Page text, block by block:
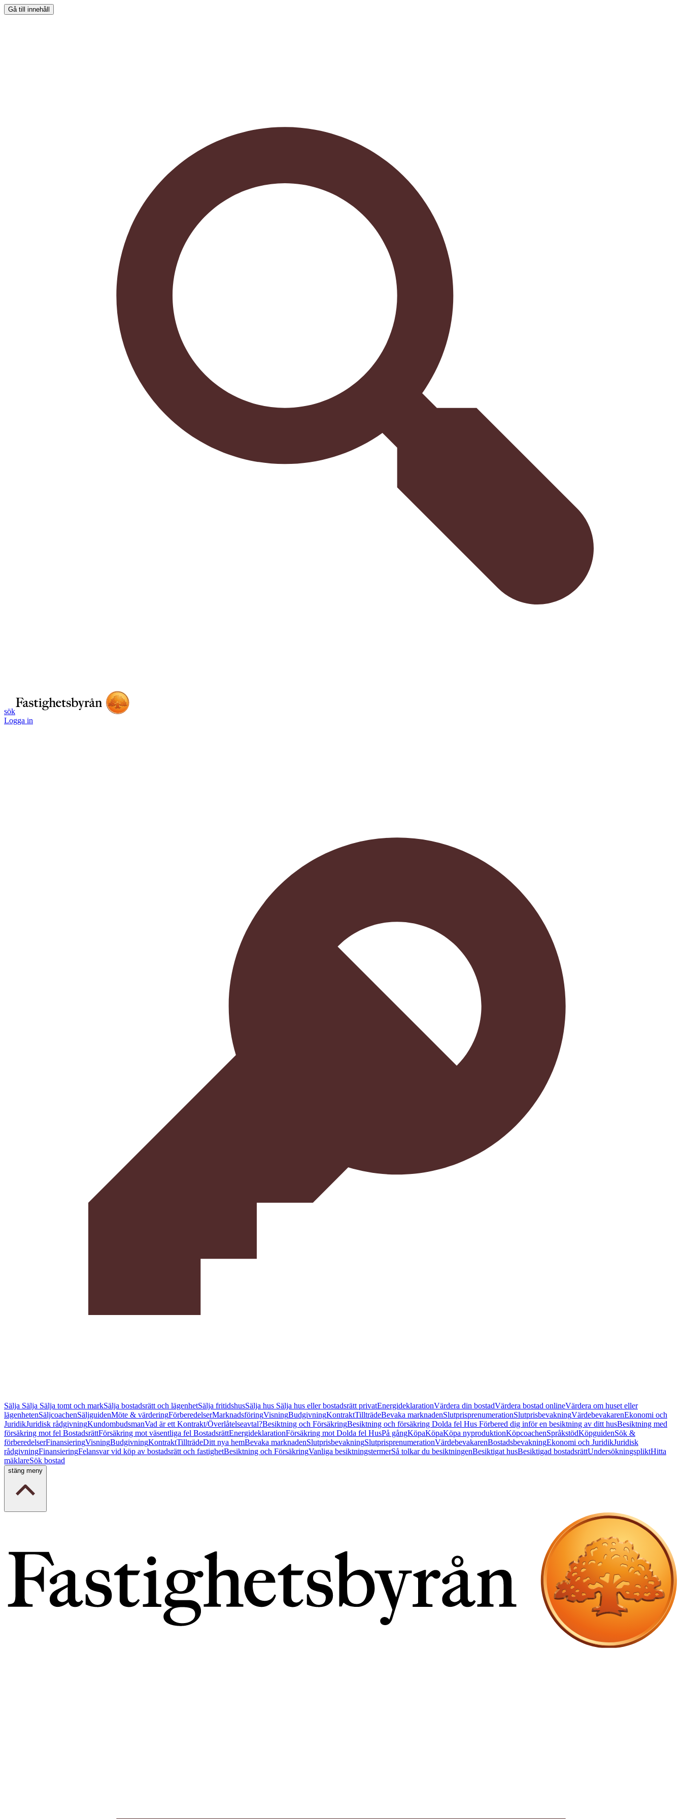
Gå till innehåll
sök
Logga in
Sälja Sälja Sälja tomt och markSälja bostadsrätt och lägenhetSälja fritidshusSälja hus Sälja hus eller bostadsrätt privatEnergideklarationVärdera din bostadVärdera bostad onlineVärdera om huset eller
lägenhetenSäljcoachenSäljguidenMöte & värderingFörberedelserMarknadsföringVisningBudgivningKontraktTillträdeBevaka marknadenSlutprisprenumerationSlutprisbevakningVärdebevakarenEkonomi och
JuridikJuridisk rådgivningKundombudsmanVad är ett Kontrakt/Överlåtelseavtal?Besiktning och FörsäkringBesiktning och försäkring Dolda fel Hus Förbered dig inför en besiktning av ditt husBesiktning med
försäkring mot fel BostadsrättFörsäkring mot väsentliga fel BostadsrättEnergideklarationFörsäkring mot Dolda fel HusPå gångKöpaKöpaKöpa nyproduktionKöpcoachenSpråkstödKöpguidenSök &
förberedelserFinansieringVisningBudgivningKontraktTillträdeDitt nya hemBevaka marknadenSlutprisbevakningSlutprisprenumerationVärdebevakarenBostadsbevakningEkonomi och JuridikJuridisk
rådgivningFinansieringFelansvar vid köp av bostadsrätt och fastighetBesiktning och FörsäkringVanliga besiktningstermerSå tolkar du besiktningenBesiktigat husBesiktigad bostadsrättUndersökningspliktHitta
mäklareSök bostad
stäng meny